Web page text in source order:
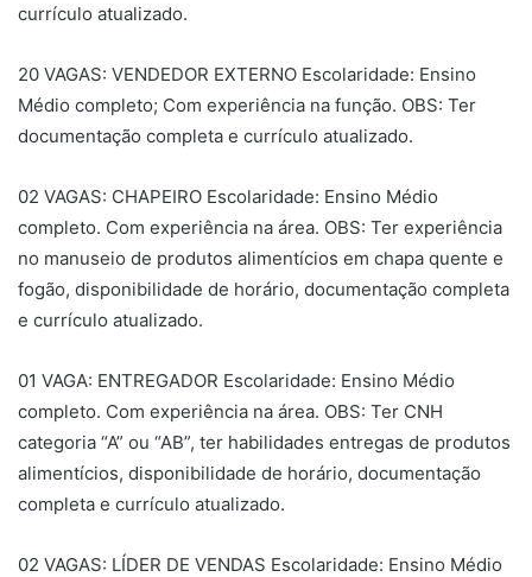
currículo atualizado.
20 VAGAS: VENDEDOR EXTERNO Escolaridade: Ensino
Médio completo; Com experiência na função. OBS: Ter
documentação completa e currículo atualizado.
02 VAGAS: CHAPEIRO Escolaridade: Ensino Médio
completo. Com experiência na área. OBS: Ter experiência
no manuseio de produtos alimentícios em chapa quente e
fogão, disponibilidade de horário, documentação completa
e currículo atualizado.
01 VAGA: ENTREGADOR Escolaridade: Ensino Médio
completo. Com experiência na área. OBS: Ter CNH
categoria “A” ou “AB”, ter habilidades entregas de produtos
alimentícios, disponibilidade de horário, documentação
completa e currículo atualizado.
02 VAGAS: LÍDER DE VENDAS Escolaridade: Ensino Médio